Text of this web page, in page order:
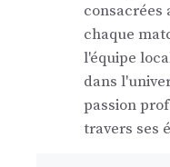
consacrées
chaque
l'équipe
dans
passion
travers ses